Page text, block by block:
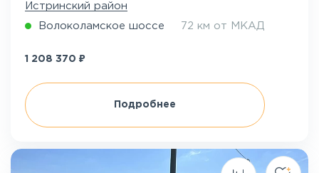
Истринский район
Волоколамское шоссе 72 км от МКАД
1 208 370 ₽
Подробнее